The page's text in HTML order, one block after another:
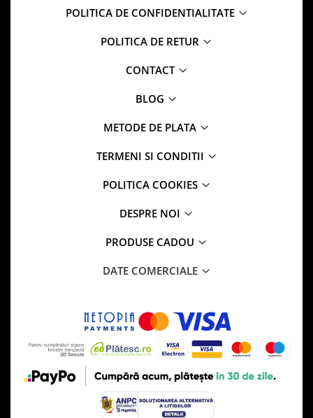
POLITICA DE CONFIDENTIALITATE
POLITICA DE RETUR
CONTACT
BLOG
METODE DE PLATA
TERMENI SI CONDITII
POLITICA COOKIES
DESPRE NOI
PRODUSE CADOU
DATE COMERCIALE